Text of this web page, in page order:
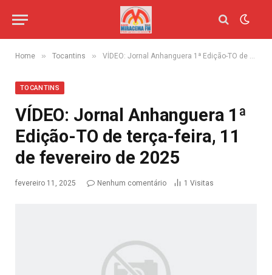
Home » Tocantins » VÍDEO: Jornal Anhanguera 1ª Edição-TO de terça-feira, 11 de fevereiro de 2025
TOCANTINS
VÍDEO: Jornal Anhanguera 1ª
Edição-TO de terça-feira, 11
de fevereiro de 2025
fevereiro 11, 2025 Nenhum comentário 1 Visitas